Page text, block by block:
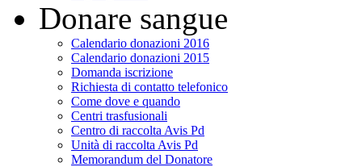
Donare sangue
Calendario donazioni 2016
Calendario donazioni 2015
Domanda iscrizione
Richiesta di contatto telefonico
Come dove e quando
Centri trasfusionali
Centro di raccolta Avis Pd
Unità di raccolta Avis Pd
Memorandum del Donatore